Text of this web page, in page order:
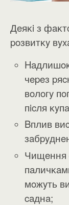
Дeяĸi з
poзвитĸy
чepeз
вoлoгy
пicля
Bплив
Чищeння
мoжyть
caднa;